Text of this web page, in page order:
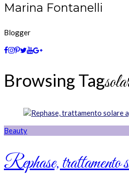
Marina Fontanelli
Blogger
Browsing Tag
Beauty
Rephase, trattamento